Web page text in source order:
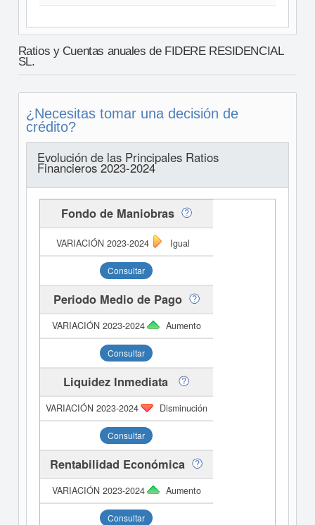
Ratios y Cuentas anuales de FIDERE RESIDENCIAL
SL.
¿Necesitas tomar una decisión de
crédito?
Evolución de las Principales Ratios
Financieros 2023-2024
Fondo de Maniobras
Igual
Consultar
Periodo Medio de Pago
Aumento
Consultar
Liquidez Inmediata
Disminución
Consultar
Rentabilidad Económica
Aumento
Consultar